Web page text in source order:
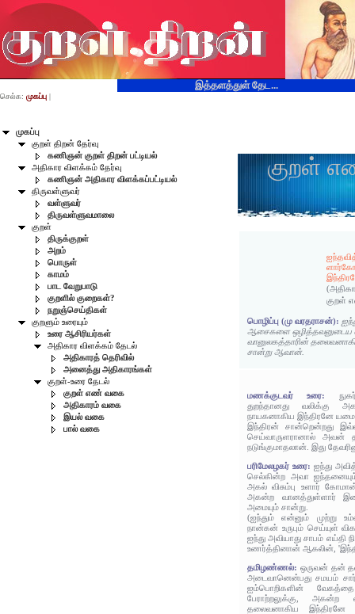
இத்தளத்துள் தேட...
முகப்பு
குறள் திறன் தேர்வு
கணிஞன் குறள் திறன் பட்டியல்
அதிகார விளக்கம் தேர்வு
கணிஞன் அதிகார விளக்கப்பட்டியல்
திருவள்ளுவர்
வள்ளுவர்
திருவள்ளுவமாலை
குறள்
திருக்குறள்
அறம்
பொருள்
காமம்
பாட வேறுபாடு
குறளில் குறைகள்?
நறுஞ்செய்திகள்
குறளும் உரையும்
உரை ஆசிரியர்கள்
அதிகார விளக்கம் தேடல்
அதிகாரத் தெரிவில்
அனைத்து அதிகாரங்கள்
குறள்-உரை தேடல்
குறள் எண் வகை
அதிகாரம் வகை
இயல் வகை
பால் வகை
செல்க: முகப்பு |
குறள்
குறள்
பொழிப்பு (மு வரதராசன்):
ஆசைகளை ஒழித்தவனுடைய
வானுலகத்தாரின்
சான்று ஆவான்.
மணக்குடவர் உரை:
துறந்தானது வலிக்கு
நாயகனாகிய இந்திரனே
இந்திரன் சான்றென்றது
செய்வாருளரானால் அவன்
நடுங்குமாதலான். இது
பரிமேலழகர் உரை:ஐந்து
செல்கின்ற அவா
அகல் விசும்பு உளார்
அகன்ற வானத்துள்ளார்
அமையும் சான்று.
(ஐந்தும் என்னும் முற்று
நான்கன் உருபும் செய்யுள்
ஐந்து அவியாது சாபம் எய்தி
உணர்த்தினான் ஆகலின்,
தமிழண்ணல்: ஒருவன் தன்
அடைவானென்பது சமயம்
ஐம்பொறிகளின்
பேராற்றலுக்கு, அகன்ற
தலைவனாகிய